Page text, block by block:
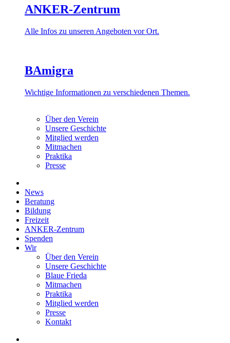
ANKER-Zentrum
Alle Infos zu unseren Angeboten vor Ort.
BAmigra
Wichtige Informationen zu verschiedenen Themen.
Über den Verein
Unsere Geschichte
Mitglied werden
Mitmachen
Praktika
Presse
News
Beratung
Bildung
Freizeit
ANKER-Zentrum
Spenden
Wir
Über den Verein
Unsere Geschichte
Blaue Frieda
Mitmachen
Praktika
Mitglied werden
Presse
Kontakt